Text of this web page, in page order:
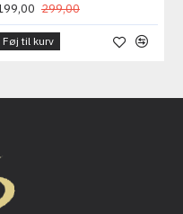
299,00
Føj til kurv